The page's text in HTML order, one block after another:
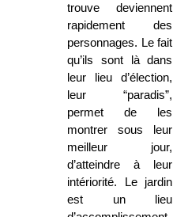
trouve deviennent
rapidement des
personnages. Le fait
qu’ils sont là dans
leur lieu d’élection,
leur “paradis”,
permet de les
montrer sous leur
meilleur jour,
d’atteindre à leur
intériorité. Le jardin
est un lieu